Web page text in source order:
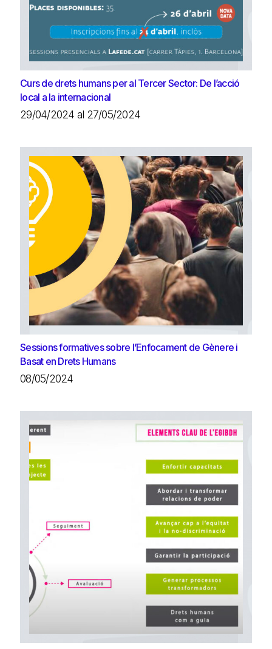
Curs de drets humans per al Tercer Sector: De l’acció
local a la internacional
29/04/2024 al 27/05/2024
Sessions formatives sobre l’Enfocament de Gènere i
Basat en Drets Humans
08/05/2024